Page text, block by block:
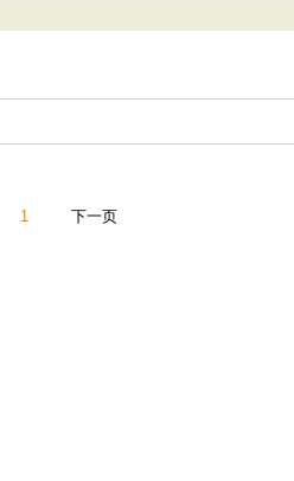
1 下一页